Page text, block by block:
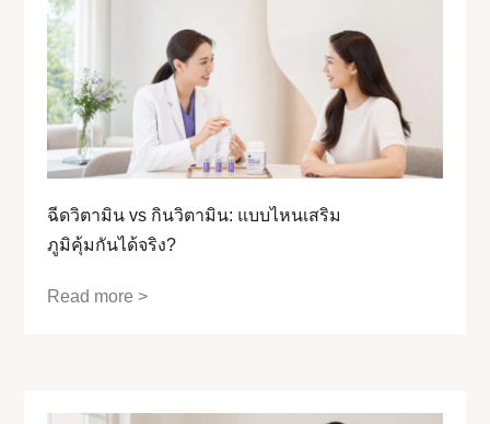
ฉีดวิตามิน vs กินวิตามิน: แบบไหนเสริม
ภูมิคุ้มกันได้จริง?
Read more >